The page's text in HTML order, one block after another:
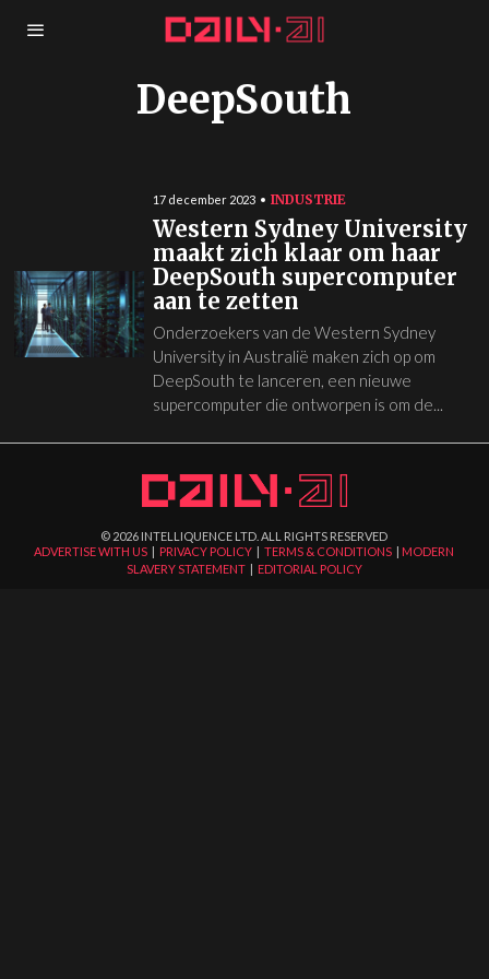
DeepSouth
17 december 2023 INDUSTRIE
Western Sydney University
maakt zich klaar om haar
DeepSouth supercomputer
aan te zetten
Onderzoekers van de Western Sydney
University in Australië maken zich op om
DeepSouth te lanceren, een nieuwe
supercomputer die ontworpen is om de...
© 2026 INTELLIQUENCE LTD. ALL RIGHTS RESERVED
ADVERTISE WITH US | PRIVACY POLICY |TERMS & CONDITIONS | MODERN
SLAVERY STATEMENT| EDITORIAL POLICY